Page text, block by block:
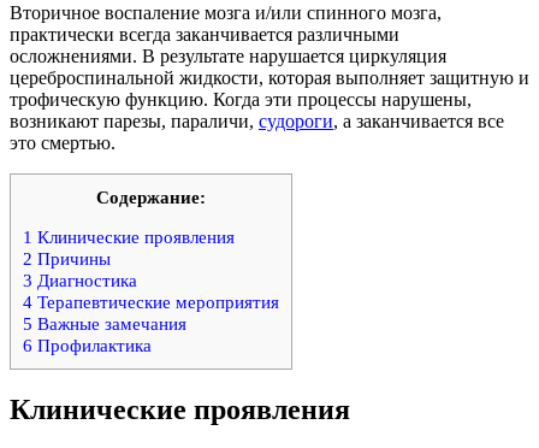
Вторичное воспаление мозга и/или спинного мозга,
практически всегда заканчивается различными
осложнениями. В результате нарушается циркуляция
цереброспинальной жидкости, которая выполняет защитную и
трофическую функцию. Когда эти процессы нарушены,
возникают парезы, параличи, судороги, а заканчивается все
это смертью.
Содержание:
1 Клинические проявления
2 Причины
3 Диагностика
4 Терапевтические мероприятия
5 Важные замечания
6 Профилактика
Клинические проявления